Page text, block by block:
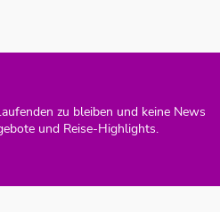
zu bleiben und keine News
und Reise-Highlights.